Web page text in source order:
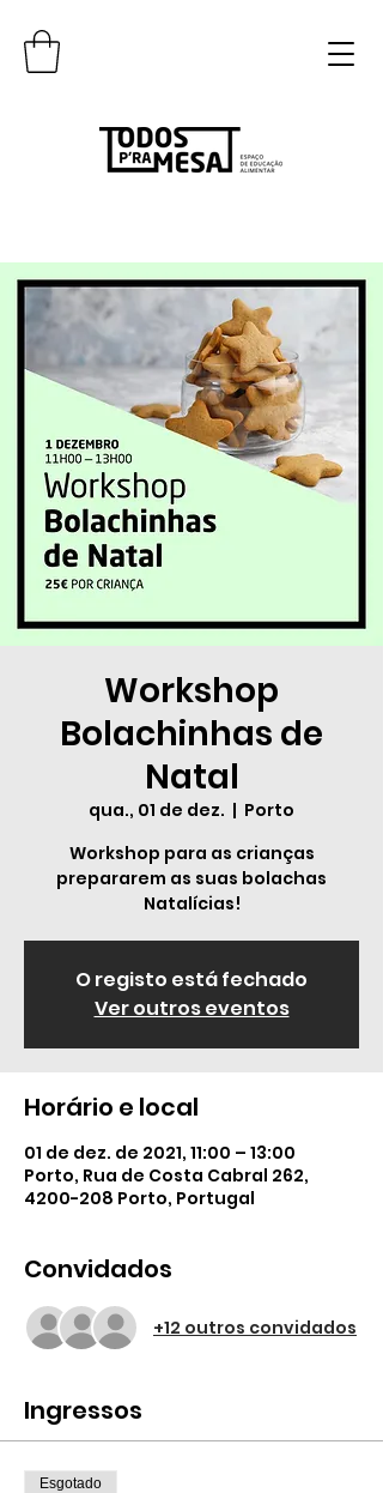
Workshop
Bolachinhas de
Natal
qua., 01 de dez.
  |
Porto
Workshop para as crianças
prepararem as suas bolachas
Natalícias!
O registo está fechado
Ver outros eventos
Horário e local
01 de dez. de 2021, 11:00 – 13:00
Porto, Rua de Costa Cabral 262,
4200-208 Porto, Portugal
Convidados
+12 outros convidados
Ingressos
Esgotado